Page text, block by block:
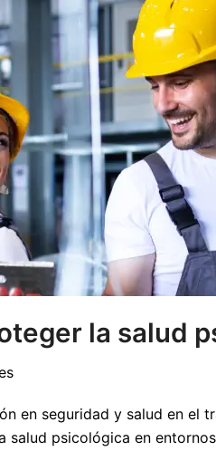
la salud
en seguridad y salud en el
salud psicológica en